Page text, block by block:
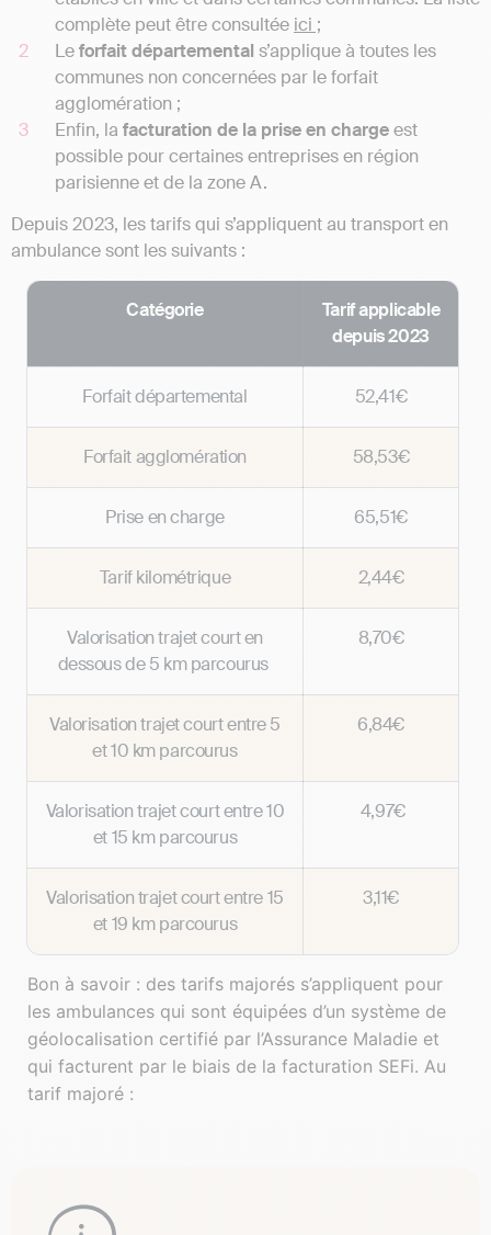
complète peut être consultée ici ;
Leforfait départemental s’applique à toutes les
communes non concernées par le forfait
agglomération ;
Enfin, la facturation de la prise en chargeest
possible pour certaines entreprises en région
parisienne et de la zone A.
Depuis 2023, les tarifs qui s’appliquent au transport en
ambulance sont les suivants :
Catégorie
Tarif applicable
depuis 2023
Forfait départemental 52,41€
Forfait agglomération 58,53€
Prise en charge 65,51€
Tarif kilométrique 2,44€
Valorisation trajet court en
dessous de 5 km parcourus
8,70€
Valorisation trajet court entre 5
et 10 km parcourus
6,84€
Valorisation trajet court entre 10
et 15 km parcourus
4,97€
Valorisation trajet court entre 15
et 19 km parcourus
3,11€
Bon à savoir : des tarifs majorés s’appliquent pour
les ambulances qui sont équipées d’un système de
géolocalisation certifié par l’Assurance Maladie et
qui facturent par le biais de la facturation SEFi. Au
tarif majoré :